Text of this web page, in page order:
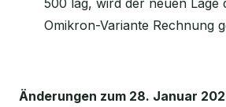
500 lag, wird der neuen Lage
Omikron-Variante Rechnung
Änderungen zum 28. Januar